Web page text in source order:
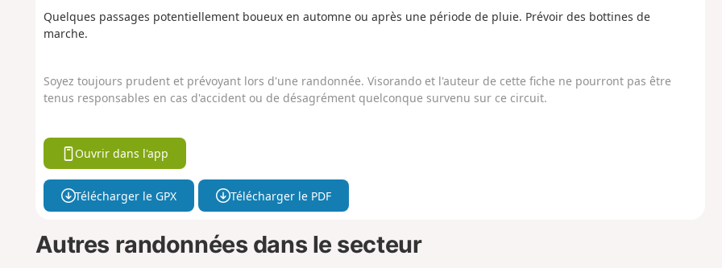
Quelques passages potentiellement boueux en automne ou après une période de pluie. Prévoir des bottines de
marche.
Soyez toujours prudent et prévoyant lors d'une randonnée. Visorando et l'auteur de cette fiche ne pourront pas être
tenus responsables en cas d'accident ou de désagrément quelconque survenu sur ce circuit.
Ouvrir dans l'app
Télécharger le GPX Télécharger le PDF
Autres randonnées dans le secteur